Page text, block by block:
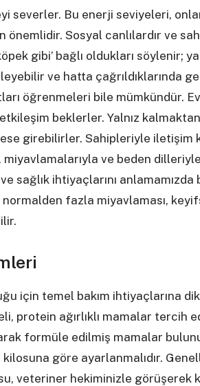
severler. Bu enerji seviyeleri,
önemlidir. Sosyal canlılardır ve
gibi’ bağlı oldukları söylenir;
ve hatta çağrıldıklarında
öğrenmeleri bile mümkündür.
beklerler. Yalnız
girebilirler. Sahipleriyle iletişim
ve beden
sağlık ihtiyaçlarını
fazla miyavlaması,
için temel bakım ihtiyaçlarına
protein ağırlıklı mamalar tercih
formüle edilmiş mamalar
göre ayarlanmalıdır.
veteriner hekiminizle görüşerek